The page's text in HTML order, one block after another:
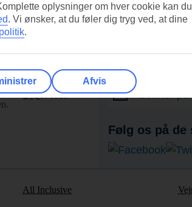
Få tilbud, tips
Abonner
Følg os på de
All Inclusive
oplysninger om hver cookie kan du
. Vi ønsker, at du føler dig tryg ved, at dine
.
Afvis